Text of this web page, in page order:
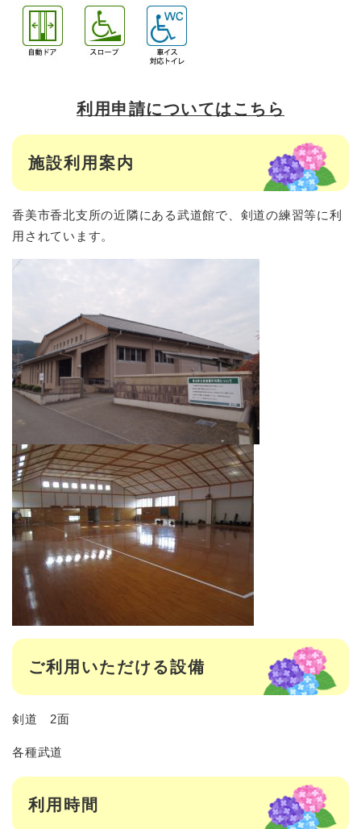
利用申請についてはこちら
施設利用案内
香美市香北支所の近隣にある武道館で、剣道の練習等に利
用されています。
ご利用いただける設備
剣道 2面
各種武道
利用時間